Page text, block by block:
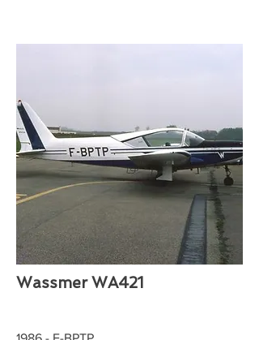
Wassmer WA421